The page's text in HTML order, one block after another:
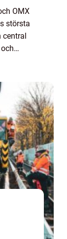
OMX
största